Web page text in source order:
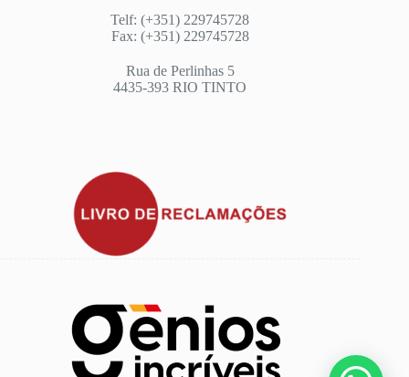
Telf: (+351) 229745728
Fax: (+351) 229745728
Rua de Perlinhas 5
4435-393 RIO TINTO